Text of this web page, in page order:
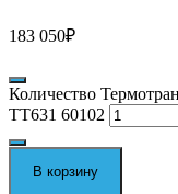
183 050₽
Количество
TT631 60102
В корзину